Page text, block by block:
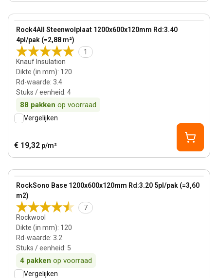
Rock4All Steenwolplaat 1200x600x120mm Rd:3.40
4pl/pak (=2,88 m²)
1
Knauf Insulation
Dikte (in mm): 120
Rd-waarde: 3.4
Stuks / eenheid: 4
88 pakken op voorraad
View product
Vergelijken
€ 19,32 p/m²
RockSono Base 1200x600x120mm Rd:3.20 5pl/pak (=3,60
m2)
7
Rockwool
Dikte (in mm): 120
Rd-waarde: 3.2
Stuks / eenheid: 5
4 pakken op voorraad
View product
Vergelijken